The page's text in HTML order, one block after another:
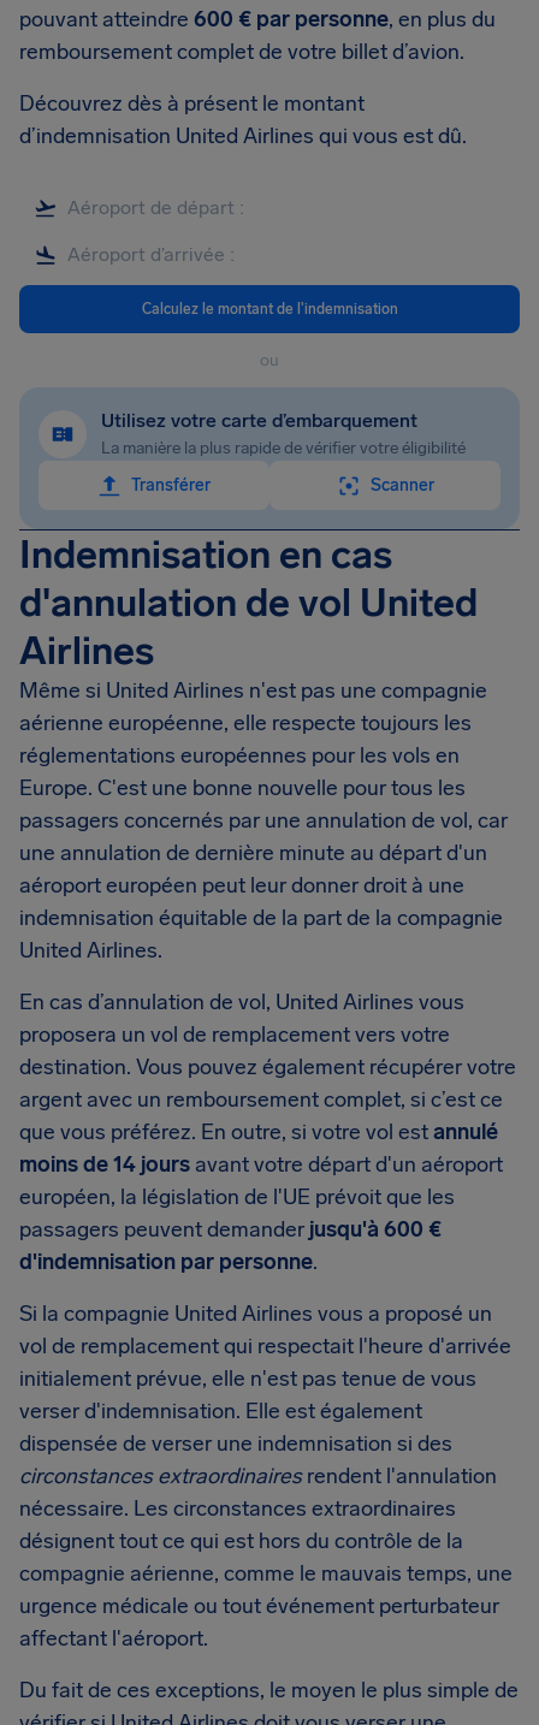
pouvant atteindre 600 € par personne, en plus du
remboursement complet de votre billet d’avion.
Découvrez dès à présent le montant
d’indemnisation United Airlines qui vous est dû.
Calculez le montant de l'indemnisation
ou
Utilisez votre carte d’embarquement
La manière la plus rapide de vérifier votre éligibilité
Transférer
Scanner
Indemnisation en cas
d'annulation de vol United
Airlines
Même si United Airlines n'est pas une compagnie
aérienne européenne, elle respecte toujours les
réglementations européennes pour les vols en
Europe. C'est une bonne nouvelle pour tous les
passagers concernés par une annulation de vol, car
une annulation de dernière minute au départ d'un
aéroport européen peut leur donner droit à une
indemnisation équitable de la part de la compagnie
United Airlines.
En cas d’annulation de vol, United Airlines vous
proposera un vol de remplacement vers votre
destination. Vous pouvez également récupérer votre
argent avec un remboursement complet, si c’est ce
que vous préférez. En outre, si votre vol estannulé
moins de 14 jours avant votre départ d'un aéroport
européen, la législation de l'UE prévoit que les
passagers peuvent demander jusqu'à 600 €
d'indemnisation par personne.
Si la compagnie United Airlines vous a proposé un
vol de remplacement qui respectait l'heure d'arrivée
initialement prévue, elle n'est pas tenue de vous
verser d'indemnisation. Elle est également
dispensée de verser une indemnisation si des
circonstances extraordinairesrendent l'annulation
nécessaire. Les circonstances extraordinaires
désignent tout ce qui est hors du contrôle de la
compagnie aérienne, comme le mauvais temps, une
urgence médicale ou tout événement perturbateur
affectant l'aéroport.
Du fait de ces exceptions, le moyen le plus simple de